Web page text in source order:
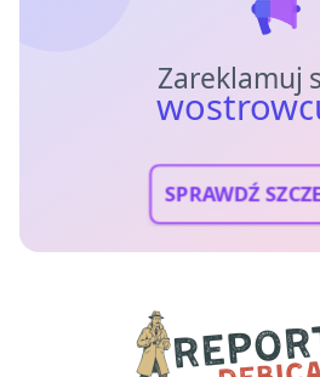
Zareklamuj
SPRAWDŹ